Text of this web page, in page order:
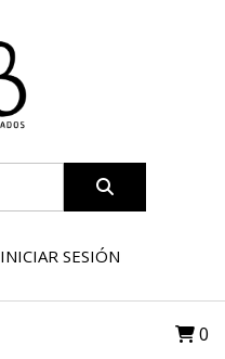
INICIAR SESIÓN
0